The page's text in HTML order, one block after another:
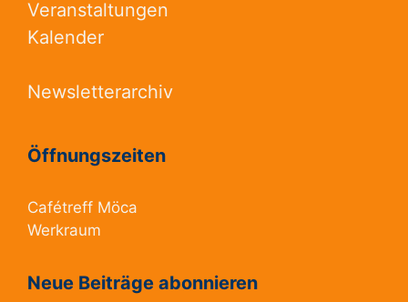
Veranstaltungen
Kalender
Newsletterarchiv
Öffnungszeiten
Cafétreff Möca
Werkraum
Neue Beiträge abonnieren